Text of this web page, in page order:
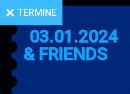
TERMINE
03.01.2024
& FRIENDS